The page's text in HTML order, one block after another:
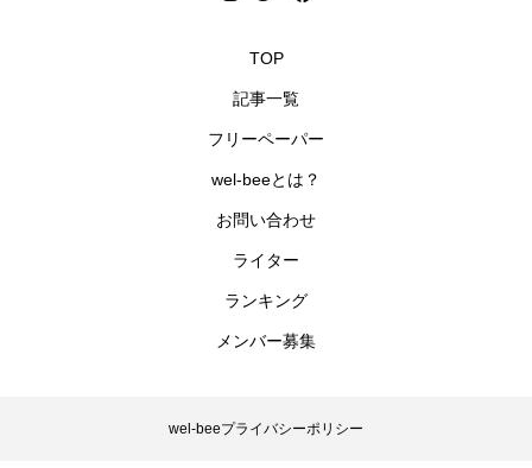
TOP
記事一覧
フリーペーパー
wel-beeとは？
お問い合わせ
ライター
ランキング
メンバー募集
wel-beeプライバシーポリシー